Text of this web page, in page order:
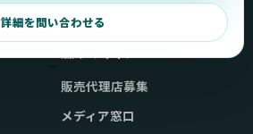
詳細を問い合わせる
販売代理店募集
メディア窓口